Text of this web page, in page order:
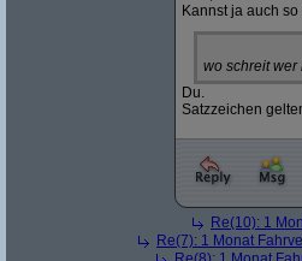
Kannst ja auch
wo schreit wer
Du.
Satzzeichen
Re(10): 1
Re(7): 1 Monat